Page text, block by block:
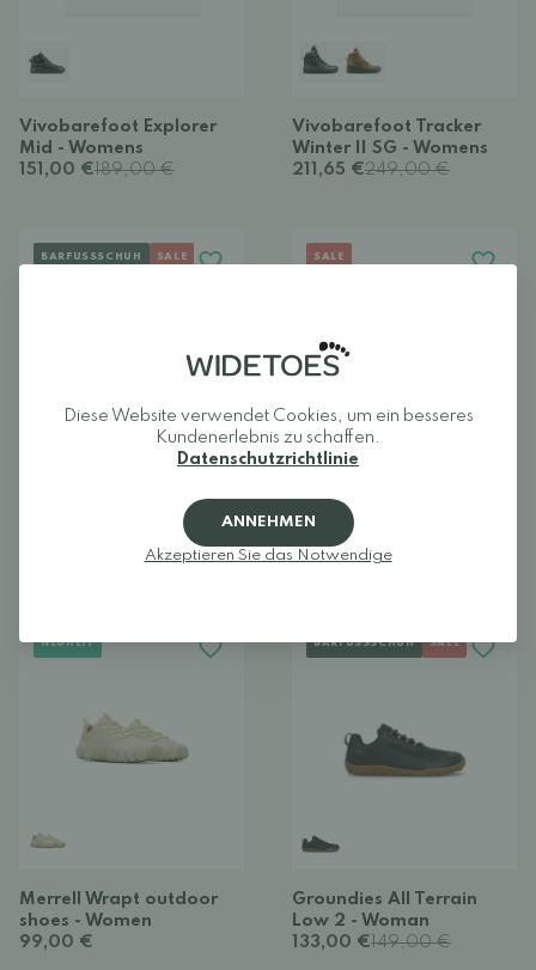
Vivobarefoot Explorer
Mid - Womens
151,00 €189,00 €
Vivobarefoot Tracker
Winter II SG - Womens
211,65 €249,00 €
BARFUSSSCHUH SALE
Groundies Portland
hiking shoes - Womens
189,00 €
SALE
Merrell Wrapt Sneaker
Mid Waterproof - Women
119,00 €149,00 €
NEUHEIT
Merrell Wrapt outdoor
shoes - Women
99,00 €
BARFUSSSCHUH SALE
Groundies All Terrain
Low 2 - Woman
133,00 €149,00 €
Diese Website verwendet Cookies, um ein besseres
Kundenerlebnis zu schaffen.
Datenschutzrichtlinie
ANNEHMEN
Akzeptieren Sie das Notwendige